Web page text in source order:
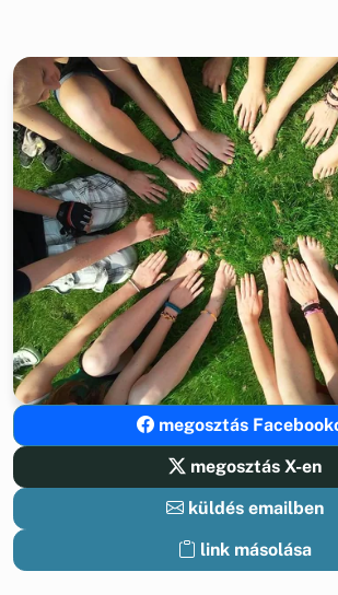
megosztás
megosztás X-en
küldés emailben
link másolása